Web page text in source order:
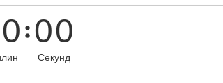
0 00
Секунд